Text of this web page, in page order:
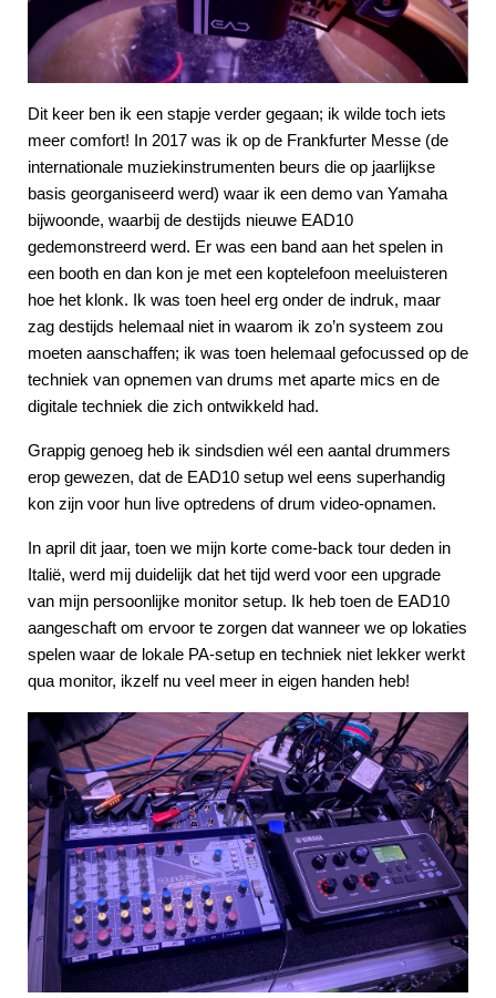
Dit keer ben ik een stapje verder gegaan; ik wilde toch iets
meer comfort! In 2017 was ik op de Frankfurter Messe (de
internationale muziekinstrumenten beurs die op jaarlijkse
basis georganiseerd werd) waar ik een demo van Yamaha
bijwoonde, waarbij de destijds nieuwe EAD10
gedemonstreerd werd. Er was een band aan het spelen in
een booth en dan kon je met een koptelefoon meeluisteren
hoe het klonk. Ik was toen heel erg onder de indruk, maar
zag destijds helemaal niet in waarom ik zo’n systeem zou
moeten aanschaffen; ik was toen helemaal gefocussed op de
techniek van opnemen van drums met aparte mics en de
digitale techniek die zich ontwikkeld had.
Grappig genoeg heb ik sindsdien wél een aantal drummers
erop gewezen, dat de EAD10 setup wel eens superhandig
kon zijn voor hun live optredens of drum video-opnamen.
In april dit jaar, toen we mijn korte come-back tour deden in
Italië, werd mij duidelijk dat het tijd werd voor een upgrade
van mijn persoonlijke monitor setup. Ik heb toen de EAD10
aangeschaft om ervoor te zorgen dat wanneer we op lokaties
spelen waar de lokale PA-setup en techniek niet lekker werkt
qua monitor, ikzelf nu veel meer in eigen handen heb!